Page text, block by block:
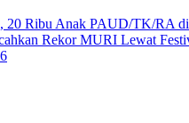
20 Ribu Anak PAUD/TK/RA
Rekor MURI Lewat